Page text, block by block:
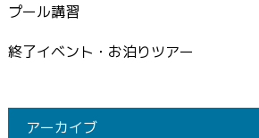
プール講習
終了イベント・お泊りツアー
アーカイブ